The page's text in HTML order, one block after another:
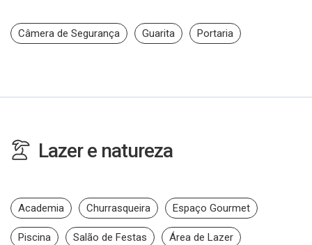
Câmera de Segurança Guarita Portaria
Lazer e natureza
Academia Churrasqueira Espaço Gourmet
Piscina Salão de Festas Área de Lazer